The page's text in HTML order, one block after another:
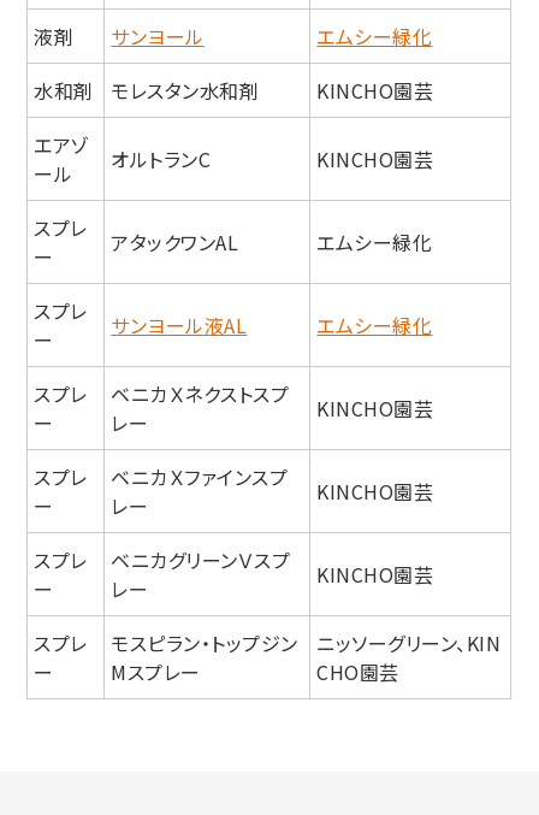
液剤
サンヨール
エムシー緑化
水和剤
モレスタン水和剤
KINCHO園芸
エアゾ
ール
オルトランC KINCHO園芸
スプレ
ー
アタックワンAL エムシー緑化
スプレ
ー
サンヨール液AL エムシー緑化
スプレ
ー
ベニカＸネクストスプ
レー
KINCHO園芸
スプレ
ー
ベニカＸファインスプ
レー
KINCHO園芸
スプレ
ー
ベニカグリーンＶスプ
レー
KINCHO園芸
スプレ
ー
モスピラン・トップジン
Mスプレー
ニッソーグリーン、KIN
CHO園芸